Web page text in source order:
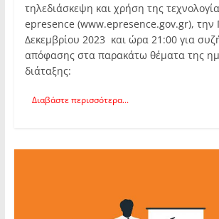
τηλεδιάσκεψη και χρήση της
epresence (www.epresence.gov.gr), την
Δεκεμβρίου 2023 και ώρα 21:00 για
απόφασης στα παρακάτω θέματα της
διάταξης:
Διαβάστε περισσότερα...